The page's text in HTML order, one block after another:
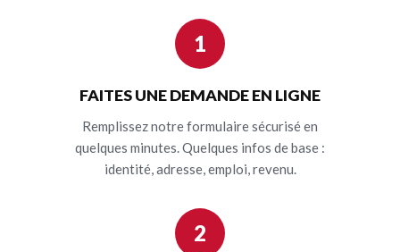
1
FAITES UNE DEMANDE EN LIGNE
Remplissez notre formulaire sécurisé en
quelques minutes. Quelques infos de base :
identité, adresse, emploi, revenu.
2